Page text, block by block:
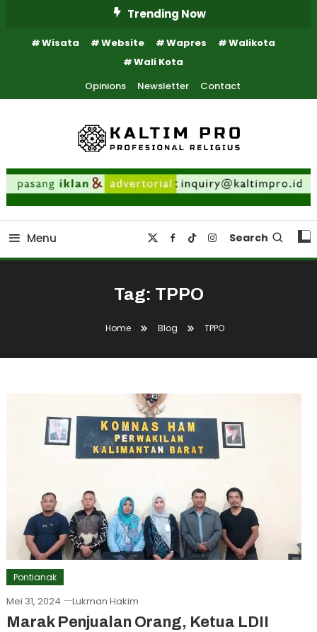
Content
Trending Now
Wisata Website Wapres
Walikota
Wali Kota
Opinions
Newsletter Contact
Kaltim Pro
Kaltim Profesional Religius
Menu Search
Tag: TPPO
Home Blog TPPO
Pontianak
Mei 31, 2024 Lukman Hakim
Marak Penjualan Orang, Ketua LDII